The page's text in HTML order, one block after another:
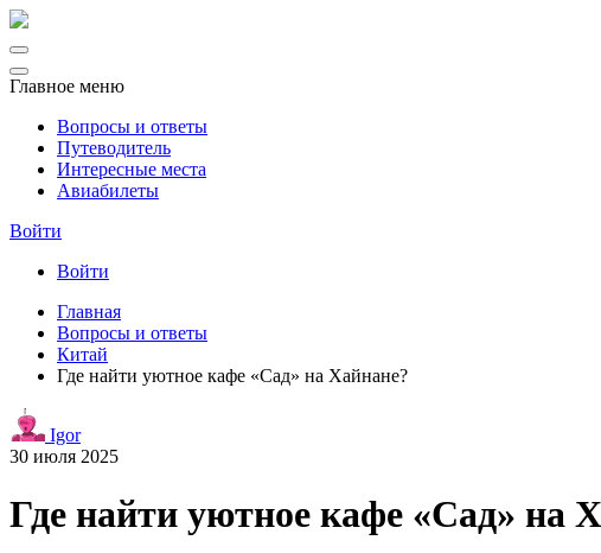
Главное меню
Вопросы и ответы
Путеводитель
Интересные места
Авиабилеты
Войти
Войти
Главная
Вопросы и ответы
Китай
Где найти уютное кафе «Сад» на Хайнане?
Igor
30 июля 2025
Где найти уютное кафе «Сад» на